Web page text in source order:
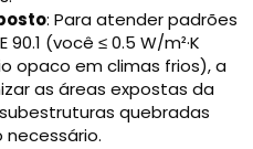
: Para atender padrões
(você ≤ 0.5 W/m²·K
opaco em climas frios), a
as áreas expostas da
quebradas